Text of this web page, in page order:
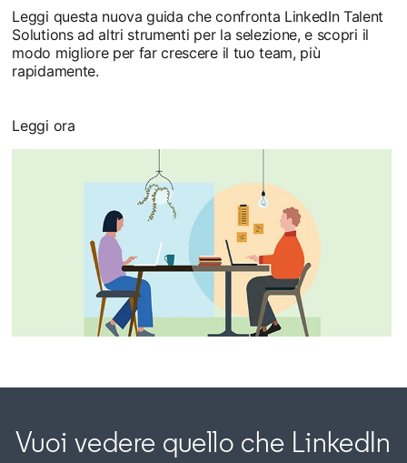
Leggi questa nuova guida che confronta LinkedIn Talent
Solutions ad altri strumenti per la selezione, e scopri il
modo migliore per far crescere il tuo team, più
rapidamente.
Leggi ora
Vuoi vedere quello che LinkedIn